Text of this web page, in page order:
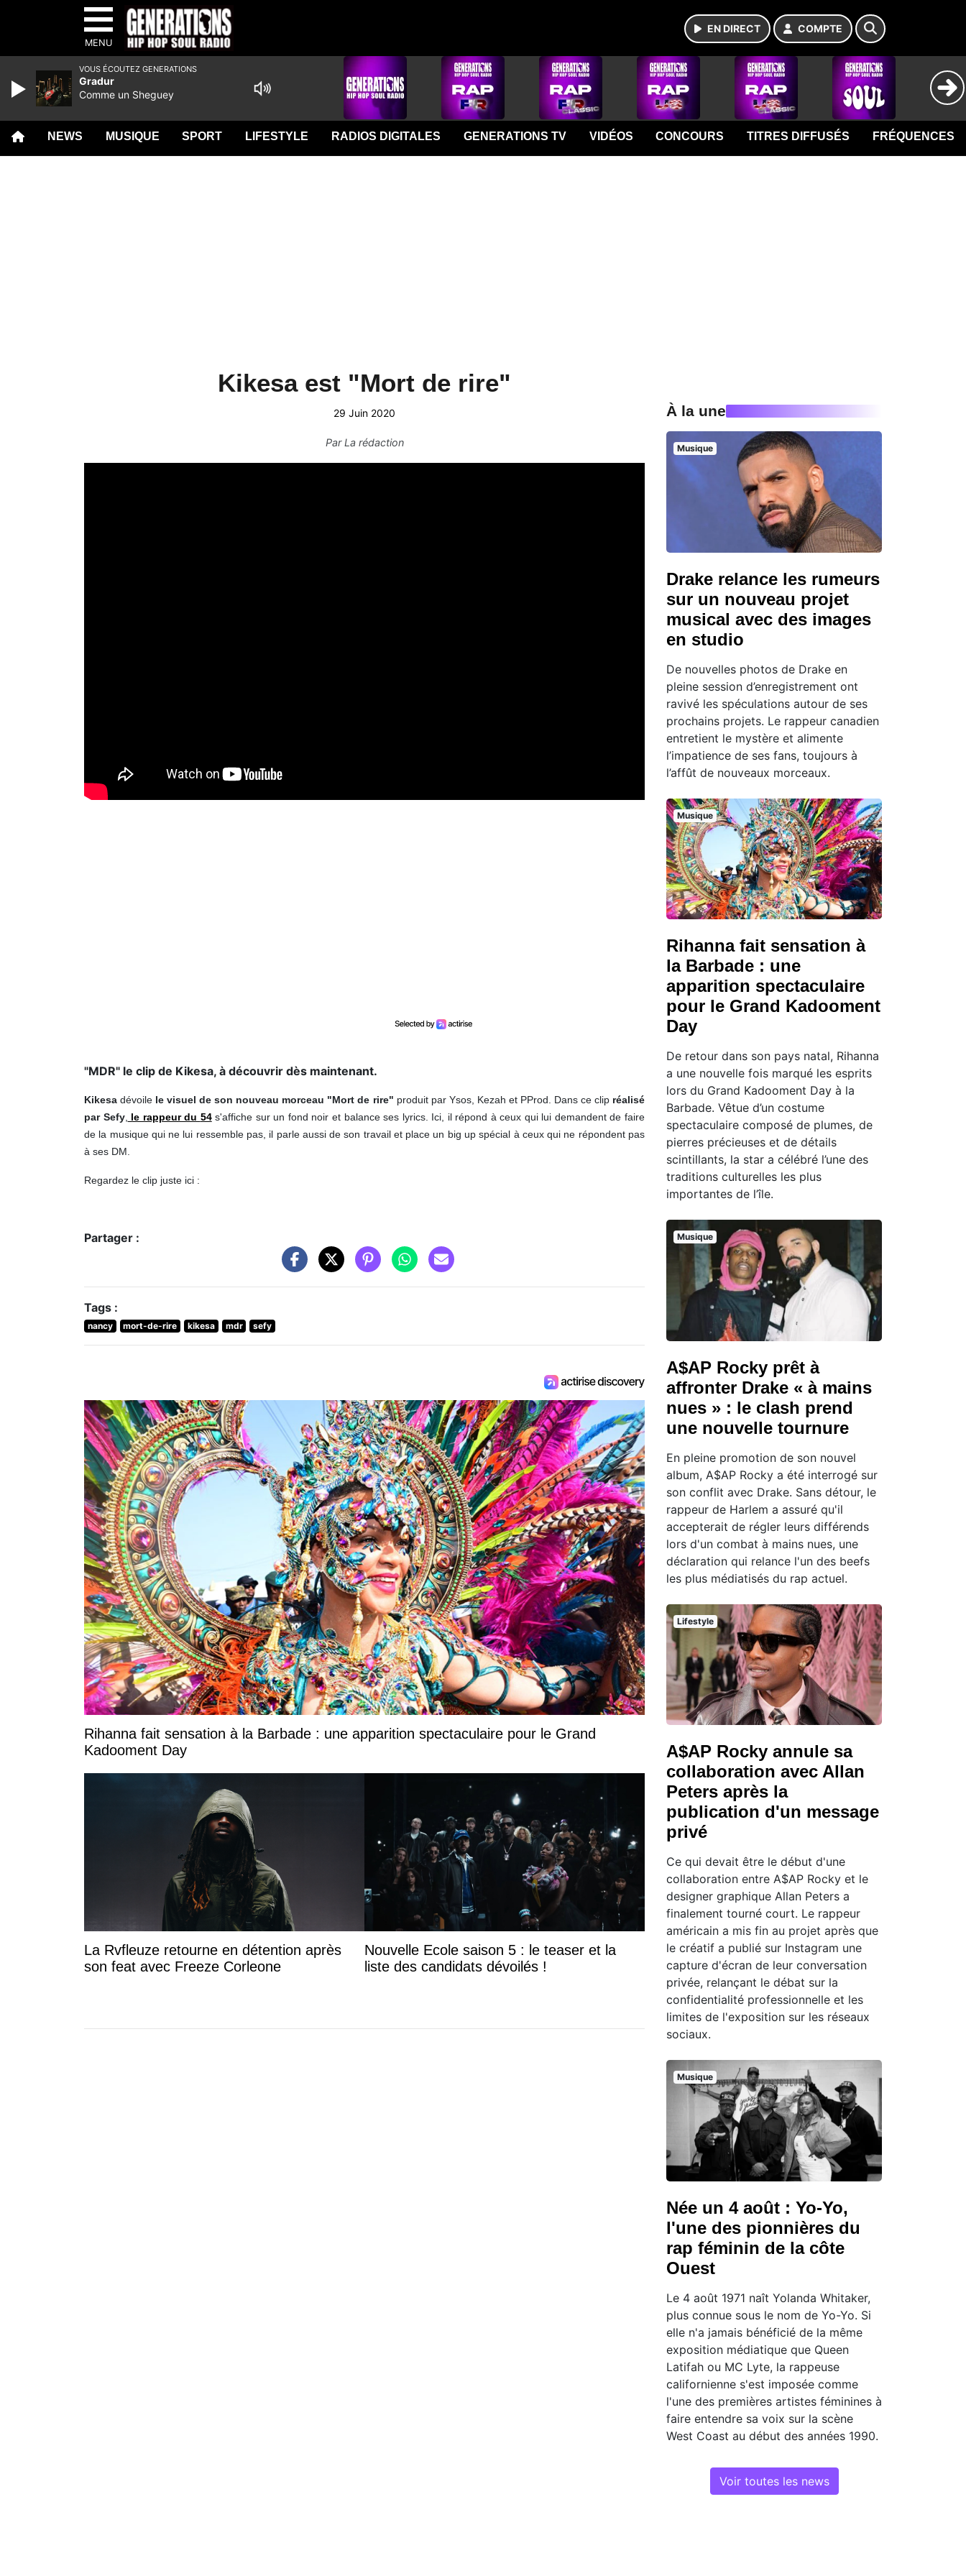
MENU
EN DIRECT COMPTE
NEWS MUSIQUE SPORT LIFESTYLE RADIOS DIGITALES GENERATIONS TV VIDÉOS CONCOURS TITRES DIFFUSÉS FRÉQUENCES
Kikesa est "Mort de rire"
29 Juin 2020
ParLa rédaction
"MDR" le clip de Kikesa, à découvrir dès maintenant.
Kikesa dévoile le visuel de son nouveau morceau "Mort de rire" produit par Ysos, Kezah et PProd. Dans ce clipréalisé
par Sefy, le rappeur du 54s'affiche sur un fond noir et balance ses lyrics. Ici, il répond à ceux qui lui demandent de faire
de la musique qui ne lui ressemble pas, il parle aussi de son travail et place un big up spécial à ceux qui ne répondent pas
à ses DM.
Regardez le clip juste ici :
Partager :
Tags :
nancy mort-de-rire kikesa mdr sefy
Rihanna fait sensation à la Barbade : une apparition spectaculaire pour le Grand
Kadooment Day
La Rvfleuze retourne en détention après
son feat avec Freeze Corleone
Nouvelle Ecole saison 5 : le teaser et la
liste des candidats dévoilés !
À la une
Musique
Drake relance les rumeurs
sur un nouveau projet
musical avec des images
en studio
De nouvelles photos de Drake en
pleine session d’enregistrement ont
ravivé les spéculations autour de ses
prochains projets. Le rappeur canadien
entretient le mystère et alimente
l’impatience de ses fans, toujours à
l’affût de nouveaux morceaux.
Musique
Rihanna fait sensation à
la Barbade : une
apparition spectaculaire
pour le Grand Kadooment
Day
De retour dans son pays natal, Rihanna
a une nouvelle fois marqué les esprits
lors du Grand Kadooment Day à la
Barbade. Vêtue d’un costume
spectaculaire composé de plumes, de
pierres précieuses et de détails
scintillants, la star a célébré l’une des
traditions culturelles les plus
importantes de l’île.
Musique
A$AP Rocky prêt à
affronter Drake « à mains
nues » : le clash prend
une nouvelle tournure
En pleine promotion de son nouvel
album, A$AP Rocky a été interrogé sur
son conflit avec Drake. Sans détour, le
rappeur de Harlem a assuré qu'il
accepterait de régler leurs différends
lors d'un combat à mains nues, une
déclaration qui relance l'un des beefs
les plus médiatisés du rap actuel.
Lifestyle
A$AP Rocky annule sa
collaboration avec Allan
Peters après la
publication d'un message
privé
Ce qui devait être le début d'une
collaboration entre A$AP Rocky et le
designer graphique Allan Peters a
finalement tourné court. Le rappeur
américain a mis fin au projet après que
le créatif a publié sur Instagram une
capture d'écran de leur conversation
privée, relançant le débat sur la
confidentialité professionnelle et les
limites de l'exposition sur les réseaux
sociaux.
Musique
Née un 4 août : Yo-Yo,
l'une des pionnières du
rap féminin de la côte
Ouest
Le 4 août 1971 naît Yolanda Whitaker,
plus connue sous le nom de Yo-Yo. Si
elle n'a jamais bénéficié de la même
exposition médiatique que Queen
Latifah ou MC Lyte, la rappeuse
californienne s'est imposée comme
l'une des premières artistes féminines à
faire entendre sa voix sur la scène
West Coast au début des années 1990.
Voir toutes les news
VOUS ÉCOUTEZ GENERATIONS
Gradur
Comme un Sheguey